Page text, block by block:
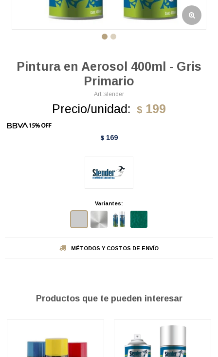
Pintura en Aerosol 400ml - Gris
Primario
slender
Precio/unidad: $ 199
$ 169
Variantes:
MÉTODOS Y COSTOS DE ENVÍO
Productos que te pueden interesar